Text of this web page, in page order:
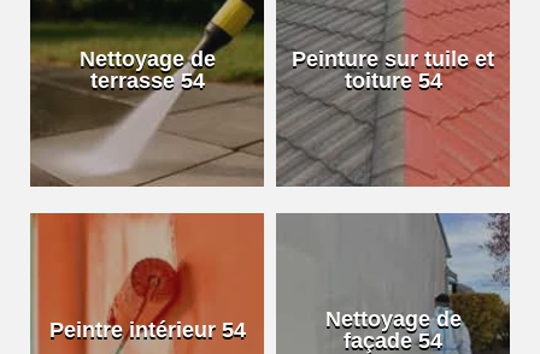
Nettoyage de
terrasse 54
Peinture sur tuile et
toiture 54
Peintre intérieur 54
Nettoyage de
façade 54